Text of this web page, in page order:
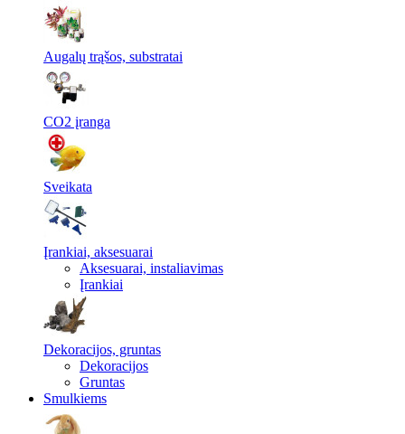
Augalų trąšos, substratai
CO2 įranga
Sveikata
Įrankiai, aksesuarai
Aksesuarai, instaliavimas
Įrankiai
Dekoracijos, gruntas
Dekoracijos
Gruntas
Smulkiems